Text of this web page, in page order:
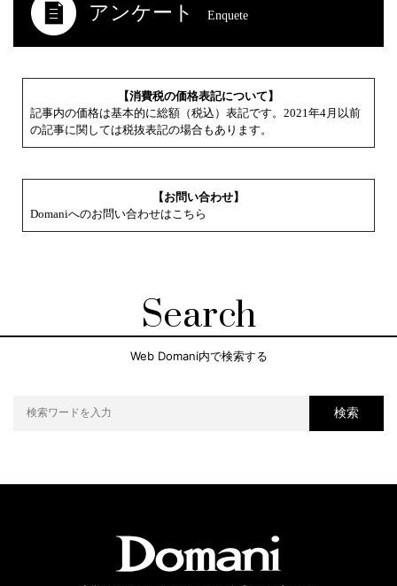
アンケート Enquete
【消費税の価格表記について】
記事内の価格は基本的に総額（税込）表記です。2021年4月以前
の記事に関しては税抜表記の場合もあります。
【お問い合わせ】
Domaniへのお問い合わせはこちら
Search
Web Domani内で検索する
検索